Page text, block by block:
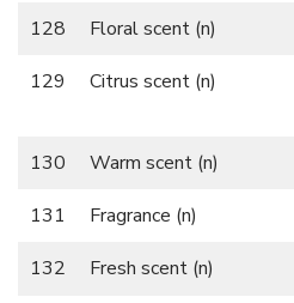
128
Floral scent (n)
129
Citrus scent (n)
130
Warm scent (n)
131
Fragrance (n)
132
Fresh scent (n)